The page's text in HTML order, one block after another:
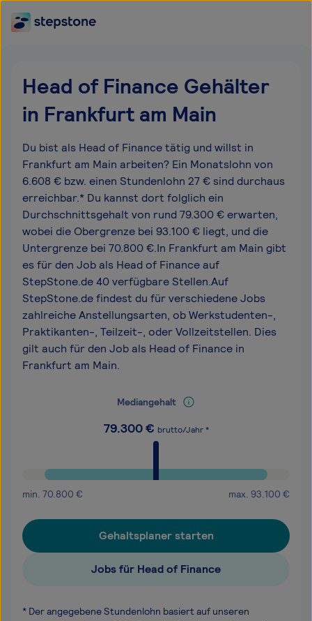
Head of Finance Gehälter
in Frankfurt am Main
Du bist als Head of Finance tätig und willst in
Frankfurt am Main arbeiten? Ein Monatslohn von
6.608 € bzw. einen Stundenlohn 27 € sind durchaus
erreichbar.* Du kannst dort folglich ein
Durchschnittsgehalt von rund 79.300 € erwarten,
wobei die Obergrenze bei 93.100 € liegt, und die
Untergrenze bei 70.800 €.In Frankfurt am Main gibt
es für den Job als Head of Finance auf
StepStone.de 40 verfügbare Stellen.Auf
StepStone.de findest du für verschiedene Jobs
zahlreiche Anstellungsarten, ob Werkstudenten-,
Praktikanten-, Teilzeit-, oder Vollzeitstellen. Dies
gilt auch für den Job als Head of Finance in
Frankfurt am Main.
Mediangehalt
79.300€ brutto/Jahr *
min. 70.800 € max. 93.100 €
Gehaltsplaner starten
Jobs für Head of Finance
* Der angegebene Stundenlohn basiert auf unseren